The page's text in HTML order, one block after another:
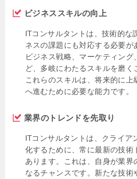
ビジネススキルの向上
ITコンサルタントは、技術的な
ネスの課題にも対応する必要が
ビジネス戦略、マーケティング
ど、多岐にわたるスキルを磨く
これらのスキルは、将来的に上
へ進むために必要な能力です。
業界のトレンドを先取り
ITコンサルタントは、クライア
化するために、常に最新の技術
あります。これは、自身が業界
なるチャンスです。新たな技術